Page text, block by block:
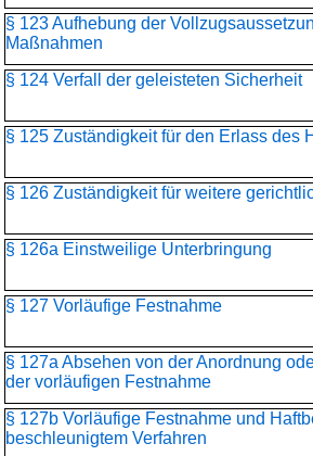
§ 123 Aufhebung der
Maßnahmen
§ 124 Verfall der geleisteten Sicherheit
§ 125 Zuständigkeit für den Erlass des
§ 126 Zuständigkeit für weitere
§ 126a Einstweilige Unterbringung
§ 127 Vorläufige Festnahme
§ 127a Absehen von der Anordnung
der vorläufigen Festnahme
§ 127b Vorläufige Festnahme und
beschleunigtem Verfahren